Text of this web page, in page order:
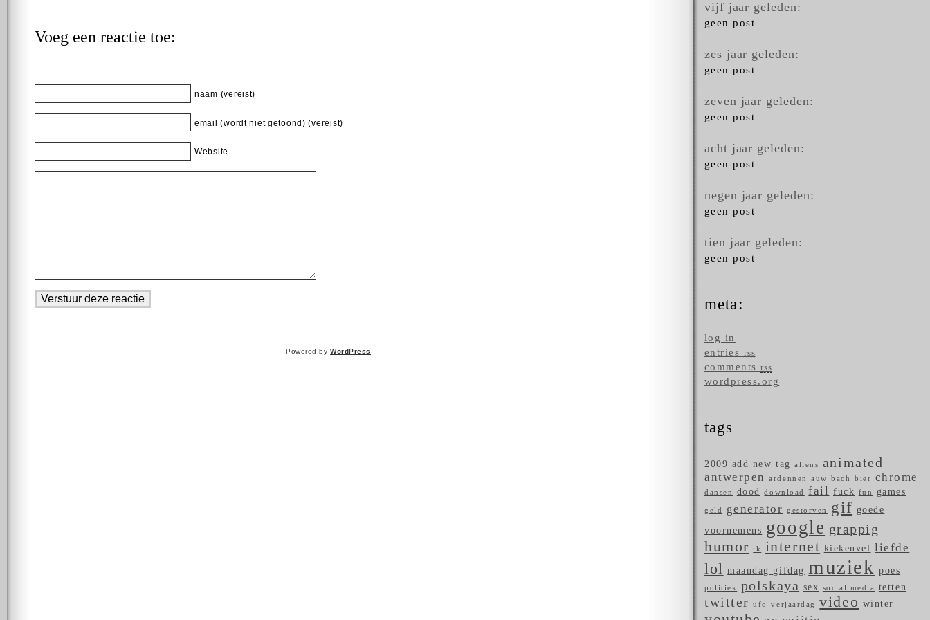
Voeg een reactie toe:
naam (vereist)
email (wordt niet getoond) (vereist)
Website
Powered byWordPress
vijf jaar geleden:
geen post
zes jaar geleden:
geen post
zeven jaar geleden:
geen post
acht jaar geleden:
geen post
negen jaar geleden:
geen post
tien jaar geleden:
geen post
meta:
log in
entries rss
commentsrss
wordpress.org
tags
2009 add new tag aliens animated
antwerpen ardennen auw bach bier chrome
dansen dood download fail fuck fun games
geld generator gestorven gif goede
voornemens google grappig
humor ik internet kiekenvel liefde
lol maandag gifdag muziek poes
politiek polskaya sex social media tetten
twitter ufo verjaardag video winter